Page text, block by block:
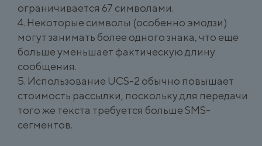
ограничивается 67 символами.
Некоторые символы (особенно эмодзи)
могут занимать более одного знака, что еще
больше уменьшает фактическую длину
сообщения.
Использование UCS-2 обычно повышает
стоимость рассылки, поскольку для передачи
того же текста требуется больше SMS-
сегментов.